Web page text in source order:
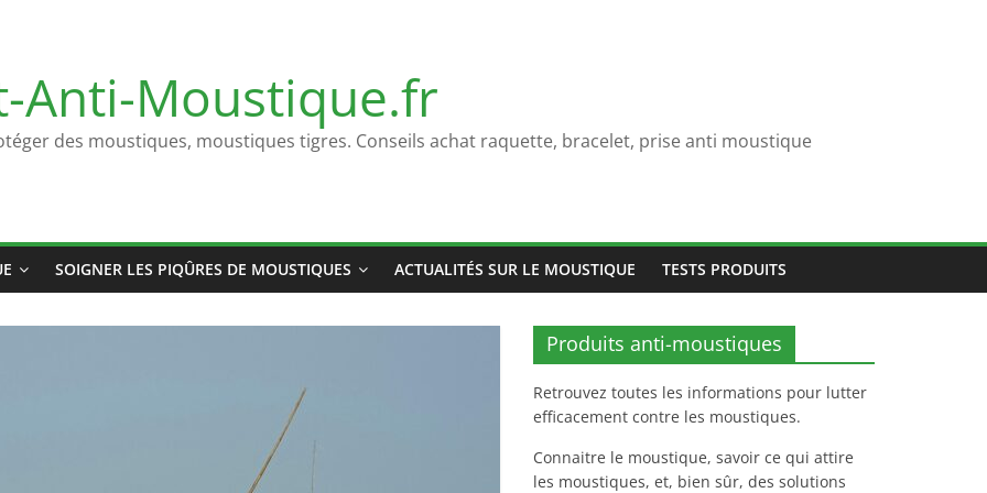
Anti-Moustique.fr
des moustiques, moustiques tigres. Conseils achat raquette, bracelet, prise anti moustique
SOIGNER LES PIQÛRES DE MOUSTIQUES ACTUALITÉS SUR LE MOUSTIQUE TESTS PRODUITS
Produits anti-moustiques
Retrouvez toutes les informations pour lutter
efficacement contre les moustiques.
Connaitre le moustique, savoir ce qui attire
les moustiques, et, bien sûr, des solutions